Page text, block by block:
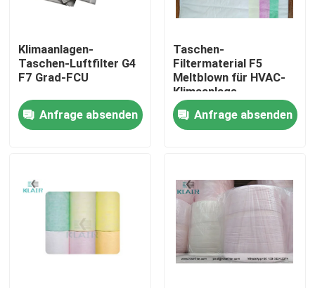
Qualitätskontrolle
Treten Sie mit uns in Verbindung
Taschenluftfilter
Hvac-Luftfilter
Klimaanlagen-
Taschen-Luftfilter G4
F7 Grad-FCU
Anfrage absenden
Taschen-
Filtermaterial F5
Meltblown für HVAC-
Klimaanlage
Anfrage absenden